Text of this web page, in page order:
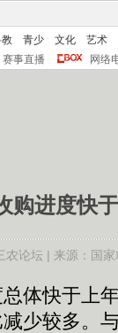
青少 文化
艺术
赛事直播 网络
购进度快
农论坛| 来源：国
快于上
少较多。